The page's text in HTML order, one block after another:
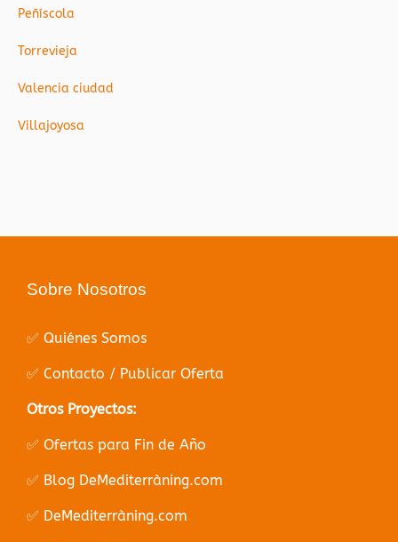
Peñíscola
Torrevieja
Valencia ciudad
Villajoyosa
Sobre Nosotros
✅ Quiénes Somos
✅ Contacto / Publicar Oferta
Otros Proyectos:
✅ Ofertas para Fin de Año
✅ Blog DeMediterràning.com
✅ DeMediterràning.com